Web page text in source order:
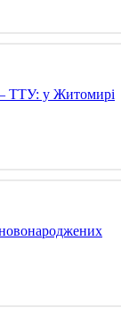
ТТУ: у Житомирі